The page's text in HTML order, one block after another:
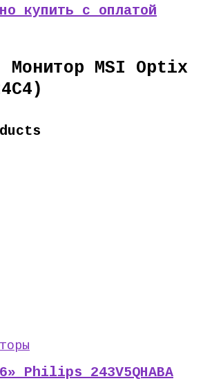
купить с оплатой
Монитор MSI Optix
Philips 243V5QHABA